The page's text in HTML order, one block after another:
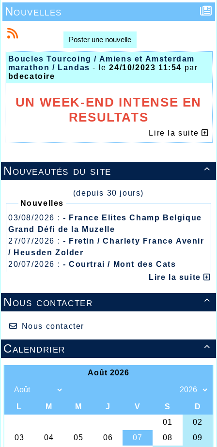

Nouveautés du site
(depuis 30 jours)
Nouvelles
03/08/2026 : - France Elites Champ Belgique
Grand Défi de la Muzelle
27/07/2026 : - Fretin / Charlety France Avenir
/ Heusden Zolder
20/07/2026 : - Courtrai / Mont des Cats
- Lyon / Meeting Abeilles /Lire la suite

Nous contacter
Nous contacter

Calendrier
Nouvelles
Poster une nouvelle
Boucles Tourcoing / Amiens et Amsterdam
marathon / Landas- le24/10/2023 11:54 par
bdecatoire
UN WEEK-END INTENSE EN
RESULTATS
POUR L’AHVL
On peut considérer que nous sommes en
pleine saison des courses hors stade avec
la multitude de compétitions qui se
déroulent sur la route en France comme à
1975, le semaine qui suit les Foulées
voisins Tourquennois accueillaient leurs
boucles dont la 1èreédition fût organisée
Halluinoise en 1974.
Une belle édition qui voyait le 3
des
Foulées Halluinoises l’emporter, en effet
Lire la suite